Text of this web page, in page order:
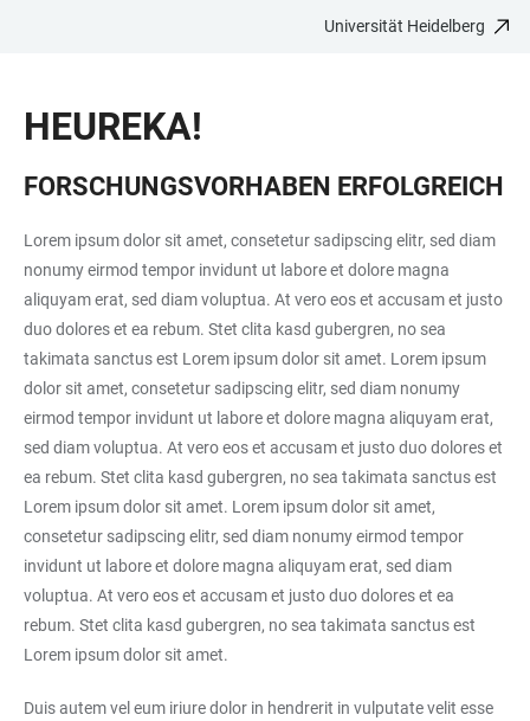
BARRIEREFREIHEIT
Universität Heidelberg
HEUREKA!
FORSCHUNGSVORHABEN ERFOLGREICH
Lorem ipsum dolor sit amet, consetetur sadipscing elitr, sed diam
nonumy eirmod tempor invidunt ut labore et dolore magna
aliquyam erat, sed diam voluptua. At vero eos et accusam et justo
duo dolores et ea rebum. Stet clita kasd gubergren, no sea
takimata sanctus est Lorem ipsum dolor sit amet. Lorem ipsum
dolor sit amet, consetetur sadipscing elitr, sed diam nonumy
eirmod tempor invidunt ut labore et dolore magna aliquyam erat,
sed diam voluptua. At vero eos et accusam et justo duo dolores et
ea rebum. Stet clita kasd gubergren, no sea takimata sanctus est
Lorem ipsum dolor sit amet. Lorem ipsum dolor sit amet,
consetetur sadipscing elitr, sed diam nonumy eirmod tempor
invidunt ut labore et dolore magna aliquyam erat, sed diam
voluptua. At vero eos et accusam et justo duo dolores et ea
rebum. Stet clita kasd gubergren, no sea takimata sanctus est
Lorem ipsum dolor sit amet.
Duis autem vel eum iriure dolor in hendrerit in vulputate velit esse